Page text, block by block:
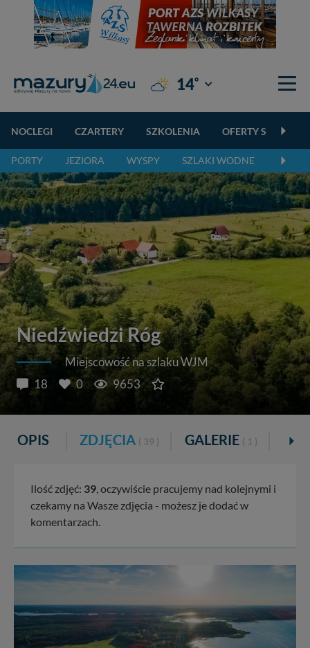
14° Giżycko
NOCLEGI CZARTERY SZKOLENIA OFERTY
PORTY JEZIORA WYSPY SZLAKI WODNE
Niedźwiedzi Róg
Miejscowość na szlaku WJM
18
0 9653
OPIS ZDJĘCIA ( 39 ) GALERIE ( 1 )
Ilość zdjęć: 39, oczywiście pracujemy nad kolejnymi i
czekamy na Wasze zdjęcia - możesz je dodać w
komentarzach.